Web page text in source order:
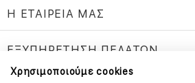
Η ΕΤΑΙΡΕΙΑ ΜΑΣ
ΕΞΥΠΗΡΕΤΗΣΗ ΠΕΛΑΤΩΝ
Χρησιμοποιούμε cookies